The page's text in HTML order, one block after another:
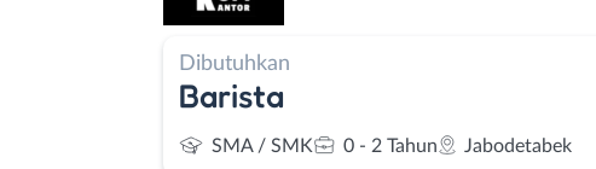
Dibutuhkan
Barista
SMA / SMK 0 - 2 Tahun Jabodetabek